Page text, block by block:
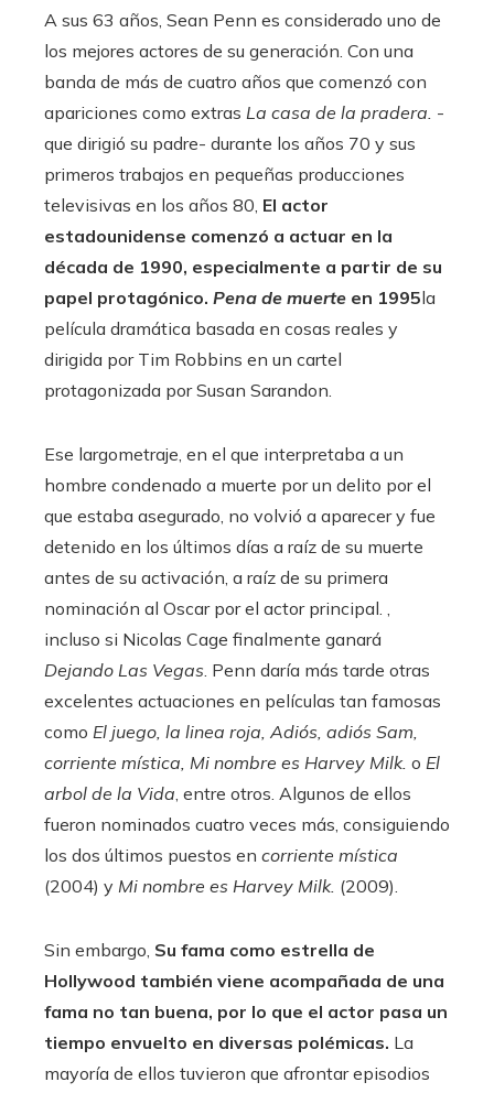
A sus 63 años, Sean Penn es considerado uno de
los mejores actores de su generación. Con una
banda de más de cuatro años que comenzó con
apariciones como extras La casa de la pradera. -
que dirigió su padre- durante los años 70 y sus
primeros trabajos en pequeñas producciones
televisivas en los años 80, El actor
estadounidense comenzó a actuar en la
década de 1990, especialmente a partir de su
papel protagónico. Pena de muerte en 1995la
película dramática basada en cosas reales y
dirigida por Tim Robbins en un cartel
protagonizada por Susan Sarandon.
Ese largometraje, en el que interpretaba a un
hombre condenado a muerte por un delito por el
que estaba asegurado, no volvió a aparecer y fue
detenido en los últimos días a raíz de su muerte
antes de su activación, a raíz de su primera
nominación al Oscar por el actor principal. ,
incluso si Nicolas Cage finalmente ganará
Dejando Las Vegas . Penn daría más tarde otras
excelentes actuaciones en películas tan famosas
como El juego, la linea roja Adiós, adiós Sam
corriente mística Mi nombre es Harvey Milk. o El
arbol de la Vida , entre otros. Algunos de ellos
fueron nominados cuatro veces más, consiguiendo
los dos últimos puestos en corriente mística
(2004) y Mi nombre es Harvey Milk. (2009).
Sin embargo, Su fama como estrella de
Hollywood también viene acompañada de una
fama no tan buena, por lo que el actor pasa un
tiempo envuelto en diversas polémicas. La
mayoría de ellos tuvieron que afrontar episodios